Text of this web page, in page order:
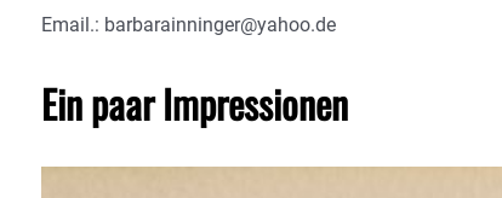
Email.: barbarainninger@yahoo.de
Ein paar Impressionen